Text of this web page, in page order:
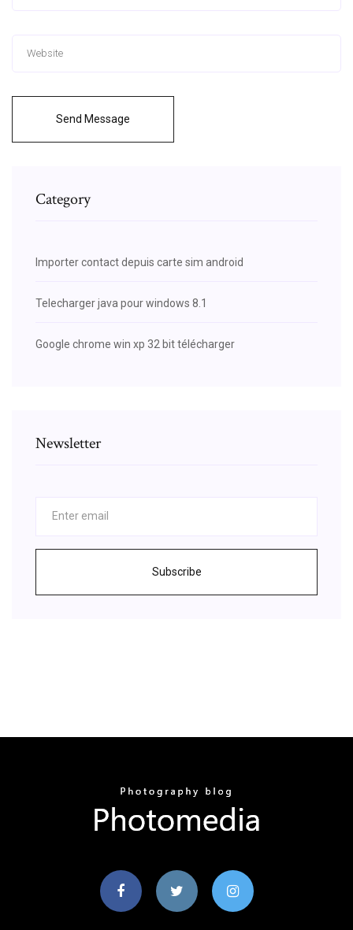
Send Message
Category
Importer contact depuis carte sim android
Telecharger java pour windows 8.1
Google chrome win xp 32 bit télécharger
Newsletter
Subscribe